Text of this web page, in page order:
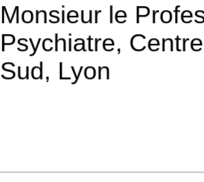
Monsieur le
Psychiatre,
Sud, Lyon